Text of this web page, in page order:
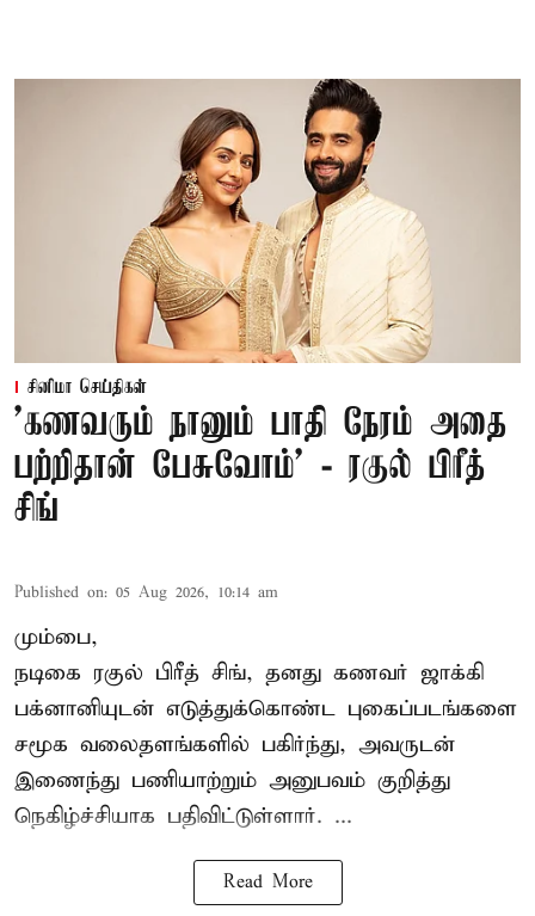
சினிமா செய்திகள்
’கணவரும் நானும் பாதி நேரம் அதை
பற்றிதான் பேசுவோம்’ - ரகுல் பிரீத்
சிங்
Published on: 05 Aug 2026, 10:14 am
மும்பை,
நடிகை ரகுல் பிரீத் சிங், தனது கணவர் ஜாக்கி
பக்னானியுடன் எடுத்துக்கொண்ட புகைப்படங்களை
சமூக வலைதளங்களில் பகிர்ந்து, அவருடன்
இணைந்து பணியாற்றும் அனுபவம் குறித்து
நெகிழ்ச்சியாக பதிவிட்டுள்ளார். ...
Read More